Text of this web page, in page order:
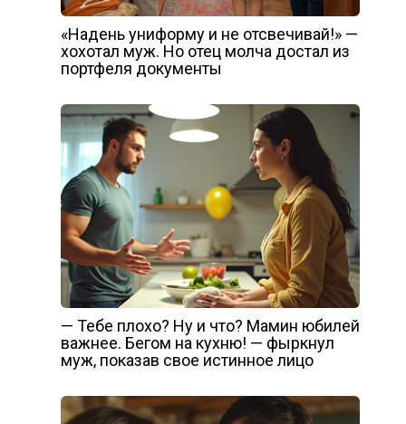
«Надень униформу и не отсвечивай!» —
хохотал муж. Но отец молча достал из
портфеля документы
— Тебе плохо? Ну и что? Мамин юбилей
важнее. Бегом на кухню! — фыркнул
муж, показав свое истинное лицо